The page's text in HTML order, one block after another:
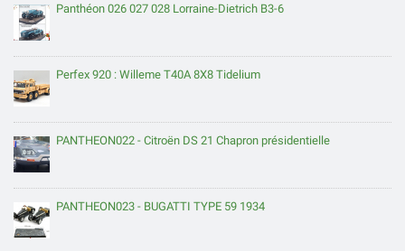
Panthéon 026 027 028 Lorraine-Dietrich B3-6
Perfex 920 : Willeme T40A 8X8 Tidelium
PANTHEON022 - Citroën DS 21 Chapron présidentielle
PANTHEON023 - BUGATTI TYPE 59 1934